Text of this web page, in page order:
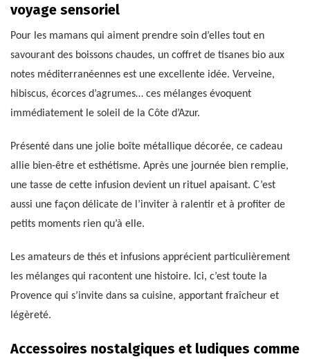
voyage sensoriel
Pour les mamans qui aiment prendre soin d’elles tout en
savourant des boissons chaudes, un coffret de tisanes bio aux
notes méditerranéennes est une excellente idée. Verveine,
hibiscus, écorces d’agrumes… ces mélanges évoquent
immédiatement le soleil de la Côte d’Azur.
Présenté dans une jolie boîte métallique décorée, ce cadeau
allie bien-être et esthétisme. Après une journée bien remplie,
une tasse de cette infusion devient un rituel apaisant. C’est
aussi une façon délicate de l’inviter à ralentir et à profiter de
petits moments rien qu’à elle.
Les amateurs de thés et infusions apprécient particulièrement
les mélanges qui racontent une histoire. Ici, c’est toute la
Provence qui s’invite dans sa cuisine, apportant fraîcheur et
légèreté.
Accessoires nostalgiques et ludiques comme